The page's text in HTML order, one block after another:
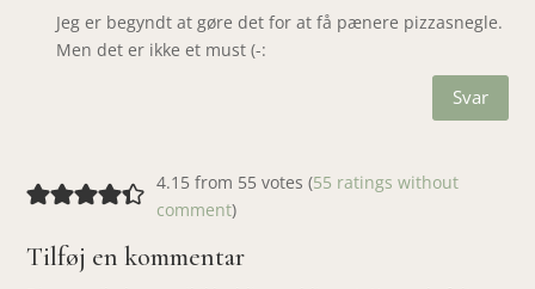
Jeg er begyndt at gøre det for at få pænere pizzasnegle.
Men det er ikke et must (-:
Svar
4.15 from 55 votes (55 ratings without
comment)
Tilføj en kommentar